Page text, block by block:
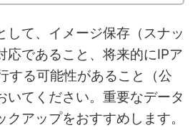
して、イメージ保存（スナッ
応であること、将来的にIPア
する可能性があること（公
いてください。重要なデータ
アップをおすすめします。